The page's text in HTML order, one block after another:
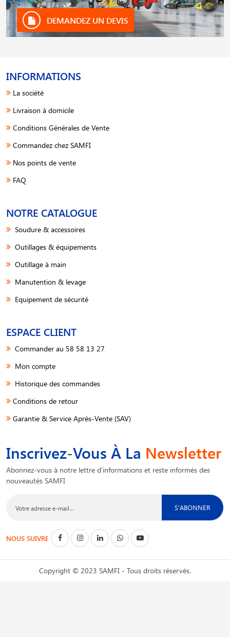
DEMANDEZ UN DEVIS
INFORMATIONS
La société
Livraison à domicile
Conditions Générales de Vente
Commandez chez SAMFI
Nos points de vente
FAQ
NOTRE CATALOGUE
Soudure & accessoires
Outillages & équipements
Outillage à main
Manutention & levage
Equipement de sécurité
ESPACE CLIENT
Commander au 58 58 13 27
Mon compte
Historique des commandes
Conditions de retour
Garantie & Service Après-Vente (SAV)
Inscrivez-Vous À La Newsletter
Abonnez-vous à notre lettre d'informations et reste informés des
nouveautés SAMFI
S'ABONNER
NOUS SUIVRE
Copyright © 2023 SAMFI - Tous droits réservés.